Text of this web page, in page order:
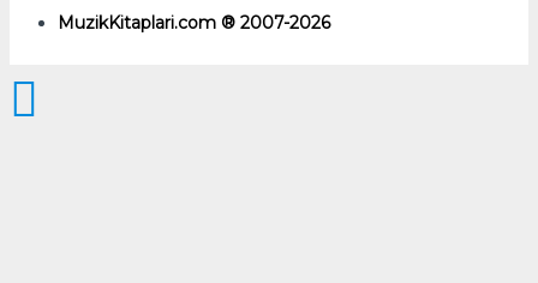
MuzikKitaplari.com ® 2007-2026